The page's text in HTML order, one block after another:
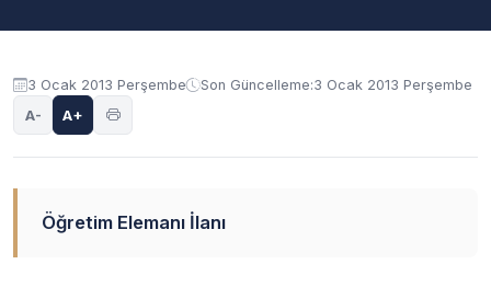
Akademik Takvim Burslar Taban Puanlar
Duyuru içeriği
3 Ocak 2013 Perşembe Son Güncelleme:3 Ocak 2013 Perşembe
A- A+
Öğretim Elemanı İlanı